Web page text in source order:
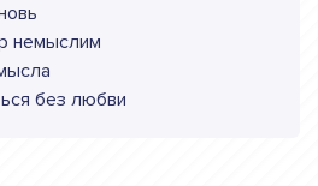
немыслим
без любви